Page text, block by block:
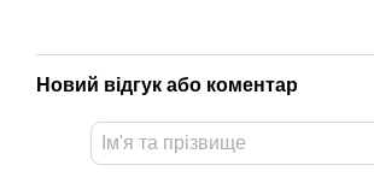
Новий відгук або коментар